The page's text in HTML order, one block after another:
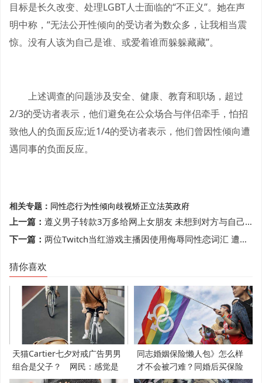
目标是长久改变、处理LGBT人士面临的“不正义”。她在声
明中称，“无法公开性倾向的受访者为数众多，让我相当震
惊。没有人该为自己是谁、或爱着谁而躲躲藏藏”。
上述调查的问题涉及安全、健康、教育和职场，超过
2/3的受访者表示，他们避免在公众场合与伴侣牵手，怕招
致他人的负面反应;近1/4的受访者表示，他们曾因性倾向遭
遇同事的负面反应。
相关专题： 同性恋行为性倾向歧视矫正立法英政府
上一篇： 遵义男子转款3万多给网上女朋友 未想到对方与自己同性
下一篇： 两位Twitch当红游戏主播因使用侮辱同性恋词汇 遭平台停权30日
猜你喜欢
天猫Cartier七夕对戒广告男男
组合是父子？ 网民：感觉是
支持LGBT
同志婚姻保险懒人包》怎么样
才不会被刁难？同婚后买保险
必知5件事